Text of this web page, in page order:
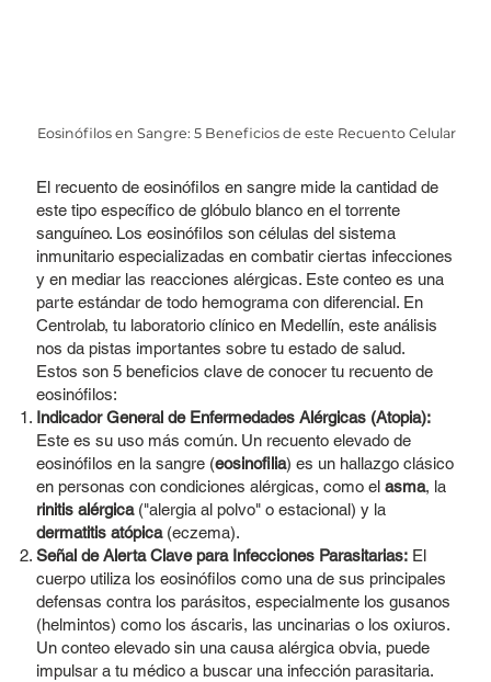
Eosinófilos en Sangre: 5 Beneficios de este Recuento Celular
El recuento de eosinófilos en sangre mide la cantidad de
este tipo específico de glóbulo blanco en el torrente
sanguíneo. Los eosinófilos son células del sistema
inmunitario especializadas en combatir ciertas infecciones
y en mediar las reacciones alérgicas. Este conteo es una
parte estándar de todo hemograma con diferencial. En
Centrolab, tu laboratorio clínico en Medellín, este análisis
nos da pistas importantes sobre tu estado de salud.
Estos son 5 beneficios clave de conocer tu recuento de
eosinófilos:
Indicador General de Enfermedades Alérgicas (Atopia):
Este es su uso más común. Un recuento elevado de
eosinófilos en la sangre (eosinofilia) es un hallazgo clásico
en personas con condiciones alérgicas, como el asma, la
rinitis alérgica("alergia al polvo" o estacional) y la
dermatitis atópica(eczema).
Señal de Alerta Clave para Infecciones Parasitarias:El
cuerpo utiliza los eosinófilos como una de sus principales
defensas contra los parásitos, especialmente los gusanos
(helmintos) como los áscaris, las uncinarias o los oxiuros.
Un conteo elevado sin una causa alérgica obvia, puede
impulsar a tu médico a buscar una infección parasitaria.